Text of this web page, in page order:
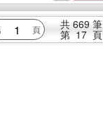
共 669 筆
第 17 頁